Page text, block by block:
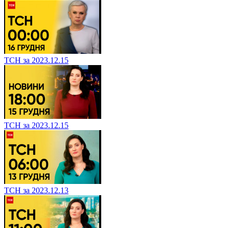
ТСН за 2023.12.15
ТСН за 2023.12.15
ТСН за 2023.12.13